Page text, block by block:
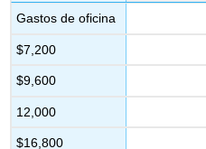
Gastos de oficina
$7,200
$9,600
12,000
$16,800